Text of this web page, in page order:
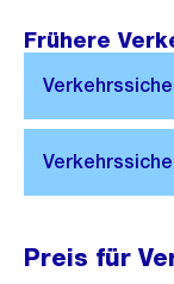
Frühere
Preis für